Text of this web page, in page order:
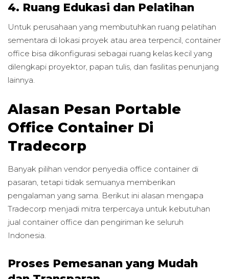
4. Ruang Edukasi dan Pelatihan
Untuk perusahaan yang membutuhkan ruang pelatihan
sementara di lokasi proyek atau area terpencil, container
office bisa dikonfigurasi sebagai ruang kelas kecil yang
dilengkapi proyektor, papan tulis, dan fasilitas penunjang
lainnya.
Alasan Pesan Portable
Office Container Di
Tradecorp
Banyak pilihan vendor penyedia office container di
pasaran, tetapi tidak semuanya memberikan
pengalaman yang sama. Berikut ini alasan mengapa
Tradecorp menjadi mitra terpercaya untuk kebutuhan
jual container office dan pengiriman ke seluruh
Indonesia.
Proses Pemesanan yang Mudah